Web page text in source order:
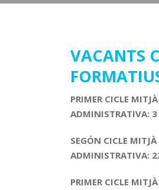
VACANTS
PRIMER CICLE
ADMINISTRATIVA: 3
SEGÓN CICLE MITJÀ
ADMINISTRATIVA:
PRIMER CICLE